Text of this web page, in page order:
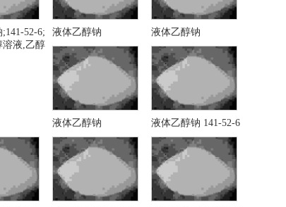
52-6;
溶液,乙醇
液体乙醇钠 液体乙醇钠
液体乙醇钠 液体乙醇钠 141-52-6